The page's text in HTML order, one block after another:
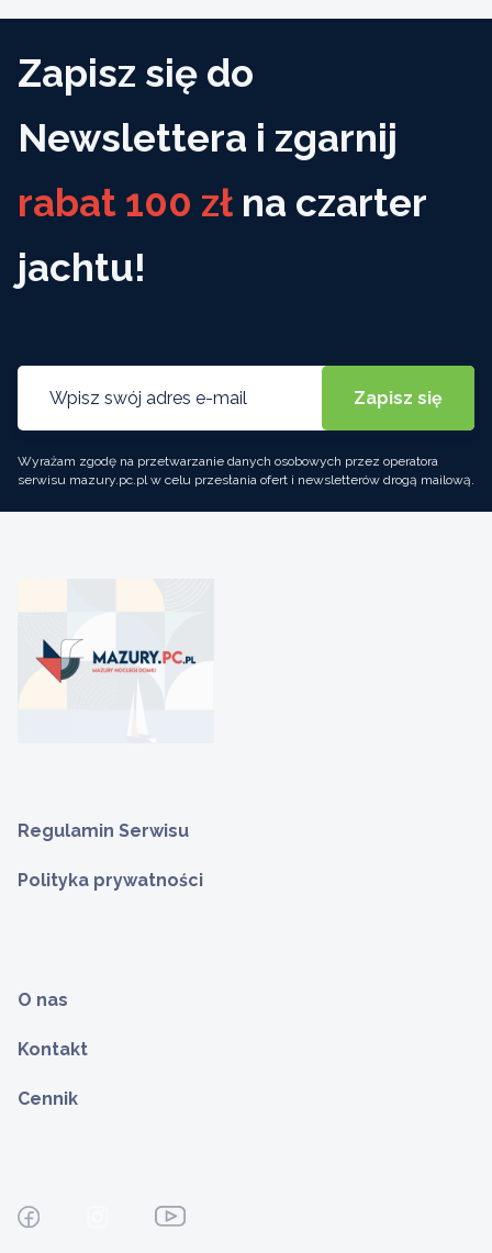
Zapisz się do
Newslettera i zgarnij
rabat 100 zł na czarter
jachtu!
Wyrażam zgodę na przetwarzanie danych osobowych przez operatora
serwisu mazury.pc.pl w celu przesłania ofert i newsletterów drogą mailową.
Regulamin Serwisu
Polityka prywatności
O nas
Kontakt
Cennik